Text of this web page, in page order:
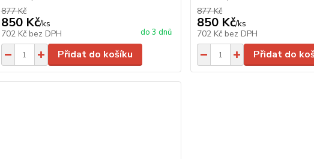
877 Kč
850 Kč/ks
702 Kč bez DPH do 3 dnů
Přidat do košíku
877 Kč
850 Kč/ks
702 Kč bez DPH
Přidat do